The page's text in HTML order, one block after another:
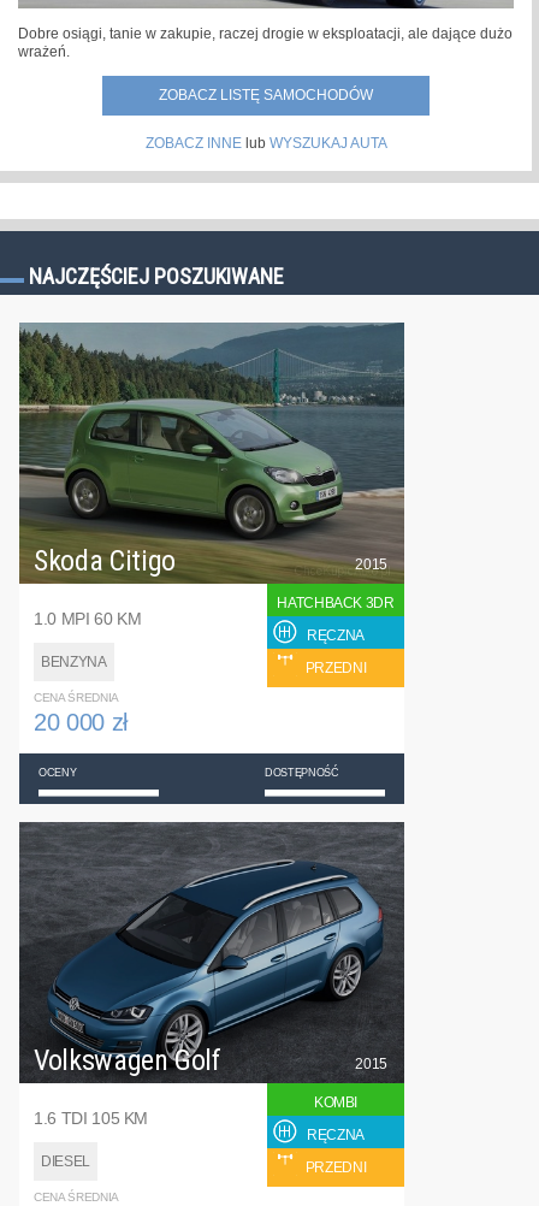
Dobre osiągi, tanie w zakupie, raczej drogie w eksploatacji, ale dające dużo
wrażeń.
ZOBACZ LISTĘ SAMOCHODÓW
ZOBACZ INNElub WYSZUKAJ AUTA
NAJCZĘŚCIEJ POSZUKIWANE
Skoda Citigo
1.0 MPI 60 KM
BENZYNA
2015
HATCHBACK 3DR
RĘCZNA
PRZEDNI
CENA ŚREDNIA
20 000 zł
OCENY DOSTĘPNOŚĆ
Volkswagen Golf
1.6 TDI 105 KM
DIESEL
2015
KOMBI
RĘCZNA
PRZEDNI
CENA ŚREDNIA